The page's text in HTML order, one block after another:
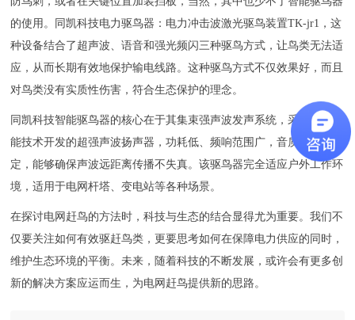
企业文化
联系我们
的使用。同凯科技电力驱鸟器 ：电力冲击波激光驱鸟装置TK-jr1，这
种设备结合了超声波、语音和强光频闪三种驱鸟方式，让鸟类无法适
应，从而长期有效地保护输电线路。这种驱鸟方式不仅效果好，而且
对鸟类没有实质性伤害，符合生态保护的理念。
同凯科技智能驱鸟器的核心在于其集束强声波发声系统，采用流体声
能技术开发的超强声波扬声器，功耗低、频响范围广，音质清晰稳
定，能够确保声波远距离传播不失真。该驱鸟器完全适应户外工作环
境，适用于电网杆塔、变电站等各种场景。
在探讨电网赶鸟的方法时，科技与生态的结合显得尤为重要。我们不
仅要关注如何有效驱赶鸟类，更要思考如何在保障电力供应的同时，
维护生态环境的平衡。未来，随着科技的不断发展，或许会有更多创
新的解决方案应运而生，为电网赶鸟提供新的思路。